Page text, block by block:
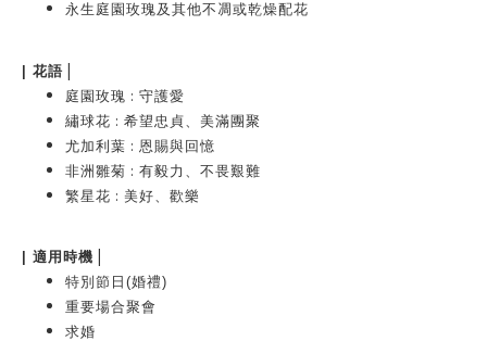
永生庭園玫瑰及其他不凋或乾燥配花
花語 |
庭園玫瑰 : 守護愛
繡球花 : 希望忠貞、美滿團聚
尤加利葉 : 恩賜與回憶
非洲雛菊 : 有毅力、不畏艱難
繁星花 : 美好、歡樂
| 適用時機 |
特別節日(婚禮)
重要場合聚會
求婚